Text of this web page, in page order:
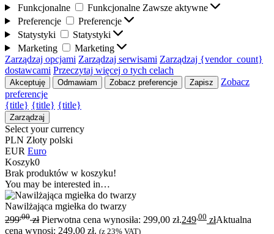
Funkcjonalne
Funkcjonalne Zawsze aktywne
Preferencje
Preferencje
Statystyki
Statystyki
Marketing
Marketing
Zarządzaj opcjami Zarządzaj serwisami Zarządzaj {vendor_count}
dostawcami Przeczytaj więcej o tych celach
Akceptuję Odmawiam Zobacz preferencje Zapisz
Zobacz
preferencje
{title} {title} {title}
Zarządzaj
Select your currency
PLN Złoty polski
EUR Euro
Koszyk0
Brak produktów w koszyku!
You may be interested in…
Nawilżająca mgiełka do twarzy
299,00 zł Pierwotna cena wynosiła: 299,00 zł.249 ,00 złAktualna
cena wynosi: 249,00 zł. (z 23% VAT)